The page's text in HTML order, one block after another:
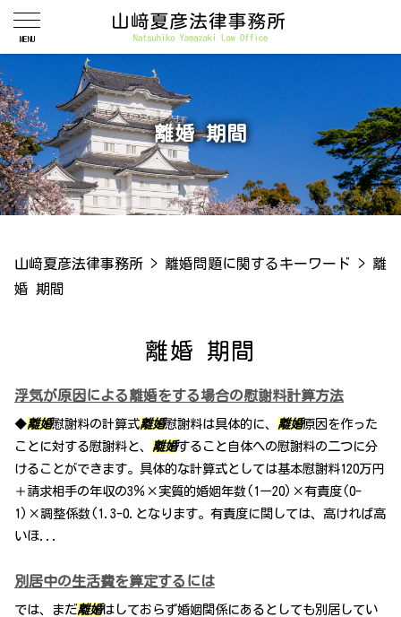
離婚 期間
山﨑夏彦法律事務所 > 離婚問題に関するキーワード > 離
婚 期間
離婚 期間
浮気が原因による離婚をする場合の慰謝料計算方法
◆離婚慰謝料の計算式離婚慰謝料は具体的に、 離婚原因を作った
ことに対する慰謝料と、 離婚すること自体への慰謝料の二つに分
けることができます。具体的な計算式としては基本慰謝料120万円
＋請求相手の年収の3％×実質的婚姻年数(1ー20)×有責度(0-
1)×調整係数(1.3-0.となります。有責度に関しては、高ければ高
いほ...
別居中の生活費を算定するには
では、まだ離婚はしておらず婚姻関係にあるとしても別居してい